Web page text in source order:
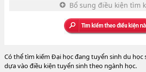
Bổ sung điều kiện tìm
Có thể tìm kiếm Đại học đang tuyển sinh du học
dựa vào điều kiện tuyển sinh theo ngành học.